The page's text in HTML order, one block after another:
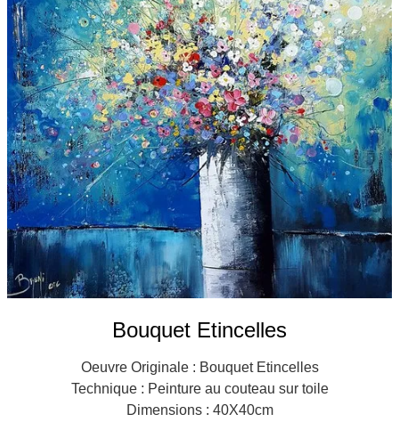
Vente▼
Boutique
Contact
Newsletter
BLOG
Français
Bouquet Etincelles
Oeuvre Originale : Bouquet Etincelles
Technique : Peinture au couteau sur toile
Dimensions : 40X40cm